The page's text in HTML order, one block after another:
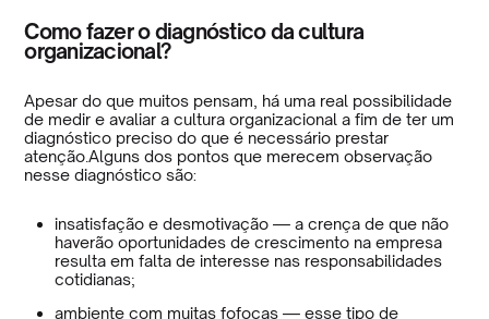
Como fazer o diagnóstico da cultura
organizacional?
Apesar do que muitos pensam, há uma real possibilidade
de medir e avaliar a cultura organizacional a fim de ter um
diagnóstico preciso do que é necessário prestar
atenção.Alguns dos pontos que merecem observação
nesse diagnóstico são:
insatisfação e desmotivação — a crença de que não
haverão oportunidades de crescimento na empresa
resulta em falta de interesse nas responsabilidades
cotidianas;
ambiente com muitas fofocas — esse tipo de